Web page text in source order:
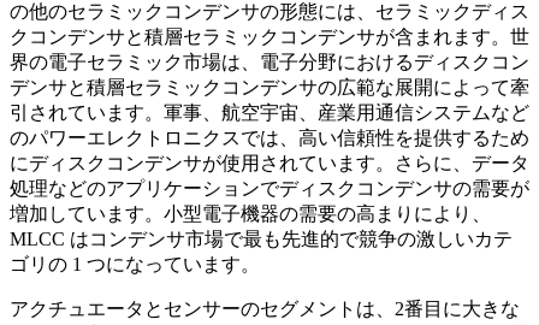
の他のセラミックコンデンサの形態には、セラミックディス
クコンデンサと積層セラミックコンデンサが含まれます。世
界の電子セラミック市場は、電子分野におけるディスクコン
デンサと積層セラミックコンデンサの広範な展開によって牽
引されています。軍事、航空宇宙、産業用通信システムなど
のパワーエレクトロニクスでは、高い信頼性を提供するため
にディスクコンデンサが使用されています。さらに、データ
処理などのアプリケーションでディスクコンデンサの需要が
増加しています。小型電子機器の需要の高まりにより、
MLCC はコンデンサ市場で最も先進的で競争の激しいカテ
ゴリの 1 つになっています。
アクチュエータとセンサーのセグメントは、2番目に大きな